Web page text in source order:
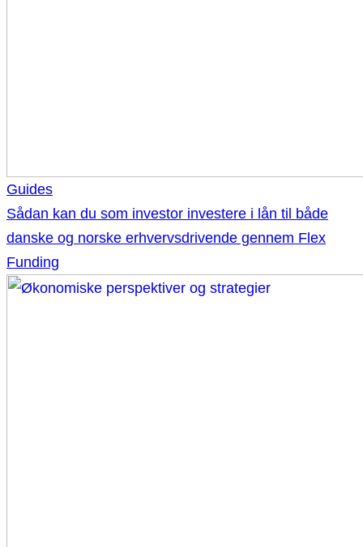
Guides
Sådan kan du som investor investere i lån til både
danske og norske erhvervsdrivende gennem Flex
Funding